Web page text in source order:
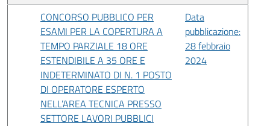
CONCORSO PUBBLICO PER
ESAMI PER LA COPERTURA A
TEMPO PARZIALE 18 ORE
ESTENDIBILE A 35 ORE E
INDETERMINATO DI N. 1 POSTO
DI OPERATORE ESPERTO
NELL’AREA TECNICA PRESSO
SETTORE LAVORI PUBBLICI
Data
pubblicazione:
28 febbraio
2024